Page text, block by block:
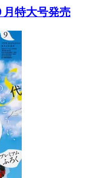
月特大号発売